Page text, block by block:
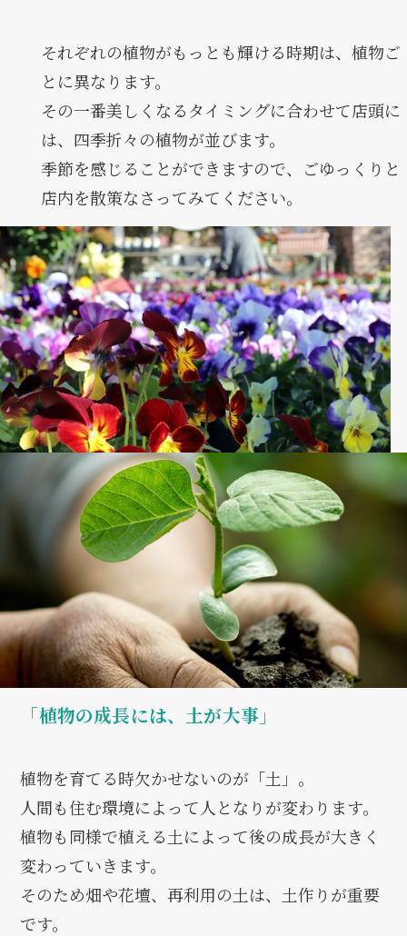
それぞれの植物がもっとも輝ける時期は、植物ご
とに異なります。
その一番美しくなるタイミングに合わせて店頭に
は、四季折々の植物が並びます。
季節を感じることができますので、ごゆっくりと
店内を散策なさってみてください。
「植物の成長には、土が大事」
植物を育てる時欠かせないのが「土」。
人間も住む環境によって人となりが変わります。
植物も同様で植える土によって後の成長が大きく
変わっていきます。
そのため畑や花壇、再利用の土は、土作りが重要
です。